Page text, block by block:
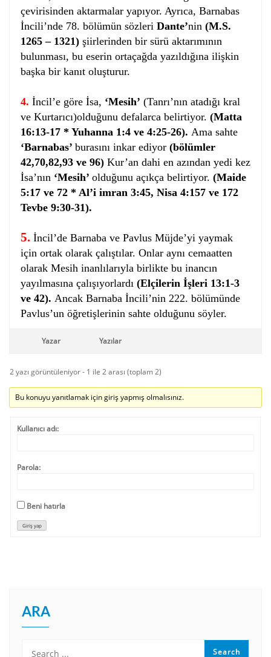
çevirisinden aktarmalar yapıyor. Ayrıca, Barnabas
İncili’nde 78. bölümün sözleri Dante’nin (M.S.
1265 – 1321) şiirlerinden bir sürü aktarımının
bulunması, bu eserin ortaçağda yazıldığına ilişkin
başka bir kanıt oluşturur.
4. İncil’e göre İsa, ‘Mesih’ (Tanrı’nın atadığı kral
ve Kurtarıcı)olduğunu defalarca belirtiyor. (Matta
16:13-17 * Yuhanna 1:4 ve 4:25-26). Ama sahte
‘Barnabas’ burasını inkar ediyor (bölümler
42,70,82,93 ve 96) Kur’an dahi en azından yedi kez
İsa’nın ‘Mesih’ olduğunu açıkça belirtiyor. (Maide
5:17 ve 72 * Al’i imran 3:45, Nisa 4:157 ve 172
Tevbe 9:30-31).
5. İncil’de Barnaba ve Pavlus Müjde’yi yaymak
için ortak olarak çalıştılar. Onlar aynı cemaatten
olarak Mesih inanlılarıyla birlikte bu inancın
yayılmasına çalışıyorlardı (Elçilerin İşleri 13:1-3
ve 42). Ancak Barnaba İncili’nin 222. bölümünde
Pavlus’un öğretişlerinin sahte olduğunu söyler.
Yazar Yazılar
2 yazı görüntüleniyor - 1 ile 2 arası (toplam 2)
Bu konuyu yanıtlamak için giriş yapmış olmalısınız.
Kullanıcı adı:
Parola:
Beni hatırla
Giriş yap
ARA